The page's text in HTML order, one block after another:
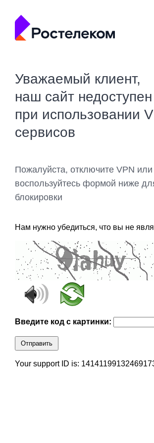
Уважаемый клиент,
наш сайт недоступен
при использовании
сервисов
Пожалуйста, отключите VPN или
воспользуйтесь формой ниже
блокировки
Нам нужно убедиться, что вы не
Введите код с картинки:
Отправить
Your support ID is: